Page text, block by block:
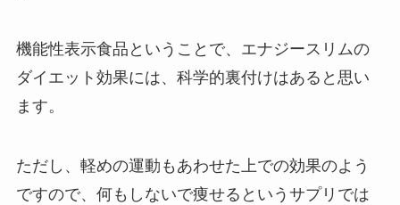
機能性表示食品ということで、エナジースリムの
ダイエット効果には、科学的裏付けはあると思い
ます。
ただし、軽めの運動もあわせた上での効果のよう
ですので、何もしないで痩せるというサプリでは